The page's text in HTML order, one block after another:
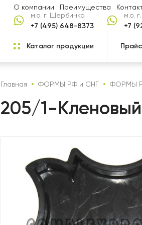
О компании Преимущества
м.о. г. Щербинка
+7 (495) 648-8373
м.о.
+7
Каталог продукции
Главная ФОРМЫ РФ и СНГ ФОРМЫ
205/1-Кленовый